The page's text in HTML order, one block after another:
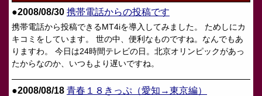
●2008/08/30 携帯電話からの投稿です
携帯電話から投稿できるMT4iを導入してみました。 ためしにカ
キコミをしています。 世の中、便利なものですね。なんでもあ
りますわ。 今日は24時間テレビの日。北京オリンピックがあっ
たからなのか、いつもより遅いですね。
●2008/08/18 青春１８きっぷ（愛知→東京編）